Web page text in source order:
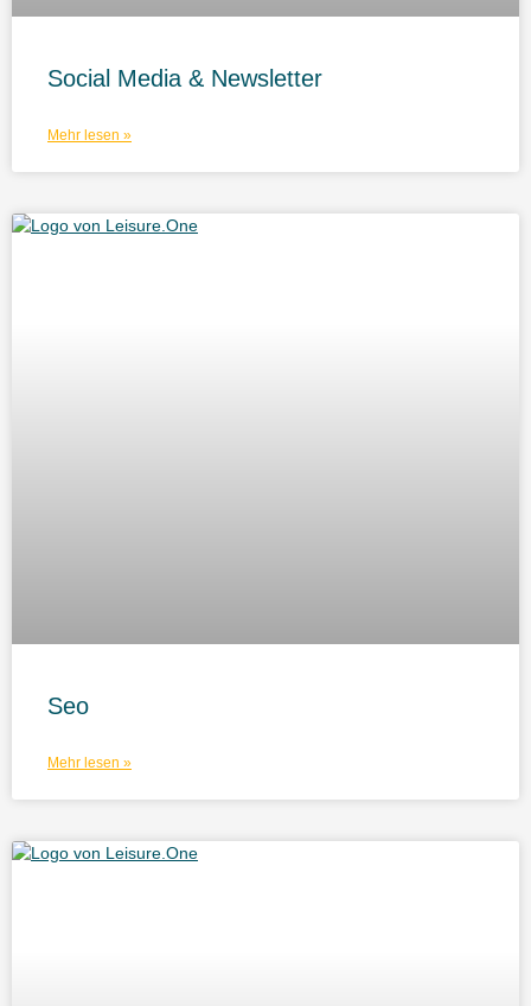
Social Media & Newsletter
Mehr lesen »
Seo
Mehr lesen »